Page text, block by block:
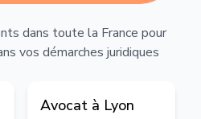
dans toute la France pour
vos démarches juridiques
Avocat à Lyon